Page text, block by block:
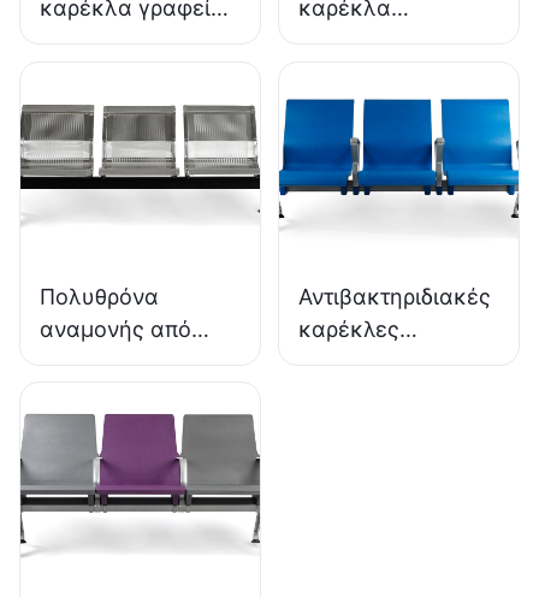
καρέκλα γραφείου
από αφρό PU
εργοστάσιο IC091
HEWEI SEATING
καρέκλα
εργαστηρίου από
PU LD13 HEWEI
SEATING
Πολυθρόνα
αναμονής από
ανοξείδωτο
κόστους LC153-H1
ιδανική για
διάφορους
δημόσιους χώρους
Αντιβακτηριδιακές
καρέκλες
αναμονής PU